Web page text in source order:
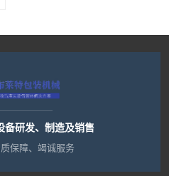
备研发、制造及销售
保障、竭诚服务